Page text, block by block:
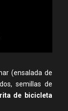
(ensalada de
semillas de
de bicicleta